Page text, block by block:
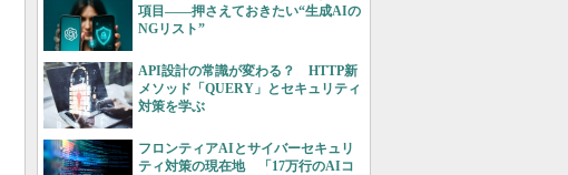
項目――押さえておきたい“生成AIの
NGリスト”
API設計の常識が変わる？ HTTP新
メソッド「QUERY」とセキュリティ
対策を学ぶ
フロンティアAIとサイバーセキュリ
ティ対策の現在地 「17万行のAIコ